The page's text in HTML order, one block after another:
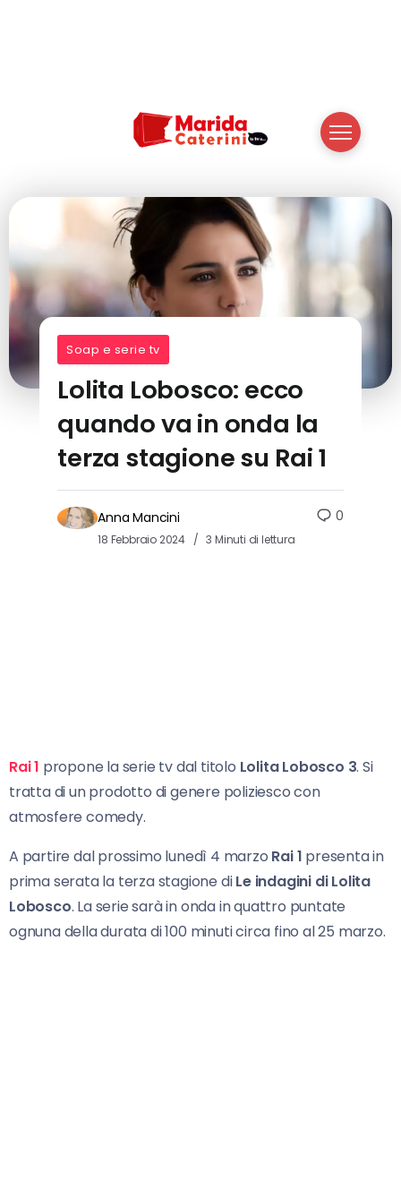
Soap e serie tv
Lolita Lobosco: ecco
quando va in onda la
terza stagione su Rai 1
Anna Mancini
18 Febbraio 2024 3 Minuti di lettura
0
Rai 1 propone la serie tv dal titolo Lolita Lobosco 3. Si
tratta di un prodotto di genere poliziesco con
atmosfere comedy.
A partire dal prossimo lunedì 4 marzo Rai 1 presenta in
prima serata la terza stagione diLe indagini di Lolita
Lobosco. La serie sarà in onda in quattro puntate
ognuna della durata di 100 minuti circa fino al 25 marzo.